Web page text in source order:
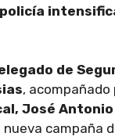
policía
de
, acompañado
José Antonio
campaña